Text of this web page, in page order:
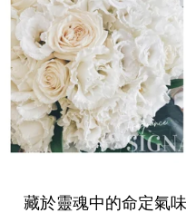
藏於靈魂中的命定氣